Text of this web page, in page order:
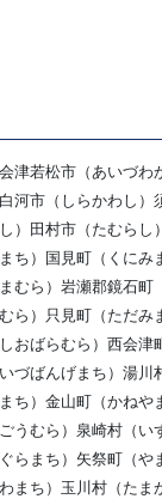
津若松市（あいづわ
河市（しらかわし）
）田村市（たむらし
ち）国見町（くにみ
むら）岩瀬郡鏡石町
ら）只見町（ただみ
おばらむら）西会津
づばんげまち）湯川
ち）金山町（かねや
うむら）泉崎村（い
らまち）矢祭町（や
まち）玉川村（たま